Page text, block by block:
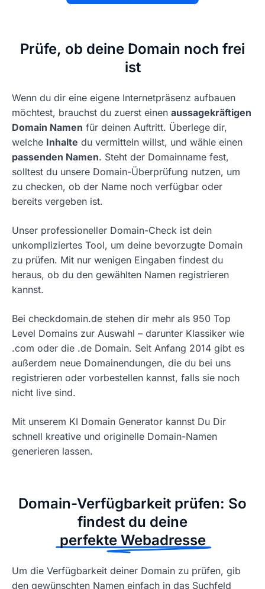
Prüfe, ob deine Domain noch frei
ist
Wenn du dir eine eigene Internetpräsenz aufbauen
möchtest, brauchst du zuerst einen aussagekräftigen
Domain Namen für deinen Auftritt. Überlege dir,
welche Inhalte du vermitteln willst, und wähle einen
passenden Namen. Steht der Domainname fest,
solltest du unsere Domain-Überprüfung nutzen, um
zu checken, ob der Name noch verfügbar oder
bereits vergeben ist.
Unser professioneller Domain-Check ist dein
unkompliziertes Tool, um deine bevorzugte Domain
zu prüfen. Mit nur wenigen Eingaben findest du
heraus, ob du den gewählten Namen registrieren
kannst.
Bei checkdomain.de stehen dir mehr als 950 Top
Level Domains zur Auswahl – darunter Klassiker wie
.com oder die .de Domain. Seit Anfang 2014 gibt es
außerdem neue Domainendungen, die du bei uns
registrieren oder vorbestellen kannst, falls sie noch
nicht live sind.
Mit unserem KI Domain Generator kannst Du Dir
schnell kreative und originelle Domain-Namen
generieren lassen.
Domain-Verfügbarkeit prüfen: So
findest du deine
perfekte Webadresse
Um die Verfügbarkeit deiner Domain zu prüfen, gib
den gewünschten Namen einfach in das Suchfeld